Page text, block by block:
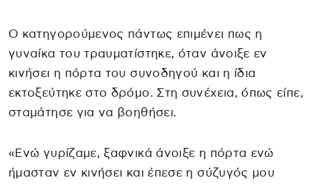
Ο κατηγορούμενος πάντως επιμένει πως η
γυναίκα του τραυματίστηκε, όταν άνοιξε εν
κινήσει η πόρτα του συνοδηγού και η ίδια
εκτοξεύτηκε στο δρόμο. Στη συνέχεια, όπως είπε,
σταμάτησε για να βοηθήσει.
«Ενώ γυρίζαμε, ξαφνικά άνοιξε η πόρτα ενώ
ήμασταν εν κινήσει και έπεσε η σύζυγός μου